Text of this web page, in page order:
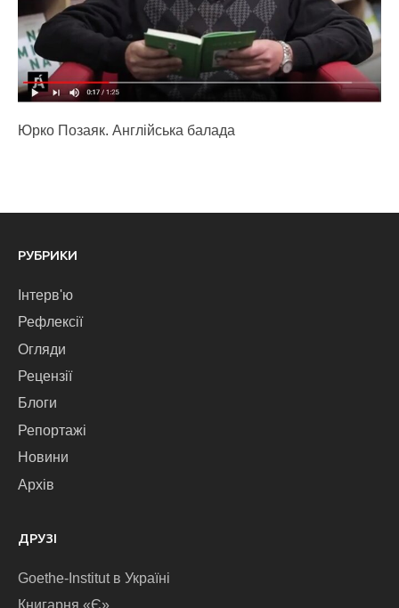
Юрко Позаяк. Англійська балада
РУБРИКИ
Інтерв'ю
Рефлексії
Огляди
Рецензії
Блоги
Репортажі
Новини
Архів
ДРУЗІ
Goethe-Institut в Україні
Книгарня «Є»